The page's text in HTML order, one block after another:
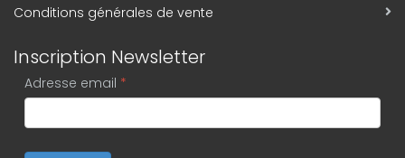
Conditions générales de vente
Inscription Newsletter
Adresse email *